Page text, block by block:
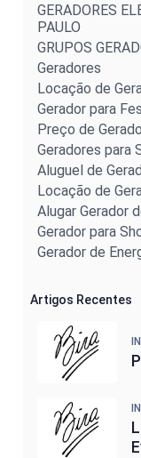
GERADORES
PAULO
GRUPOS
Geradores
Locação de
Gerador para
Preço de
Geradores para
Aluguel de
Locação de
Alugar Gerador
Gerador para
Gerador de
Artigos Recentes